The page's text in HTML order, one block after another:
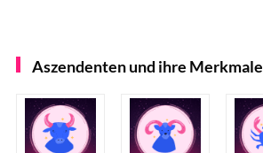
Aszendenten und ihre Merkmale